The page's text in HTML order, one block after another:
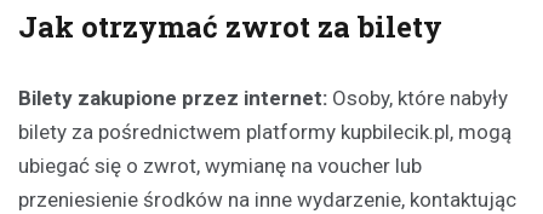
Jak otrzymać zwrot za bilety
Bilety zakupione przez internet: Osoby, które nabyły
bilety za pośrednictwem platformy kupbilecik.pl, mogą
ubiegać się o zwrot, wymianę na voucher lub
przeniesienie środków na inne wydarzenie, kontaktując